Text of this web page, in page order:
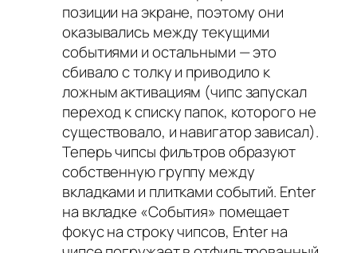
позиции на экране, поэтому они
оказывались между текущими
событиями и остальными — это
сбивало с толку и приводило к
ложным активациям (чипс запускал
переход к списку папок, которого не
существовало, и навигатор зависал).
Теперь чипсы фильтров образуют
собственную группу между
вкладками и плитками событий. Enter
на вкладке «События» помещает
фокус на строку чипсов, Enter на